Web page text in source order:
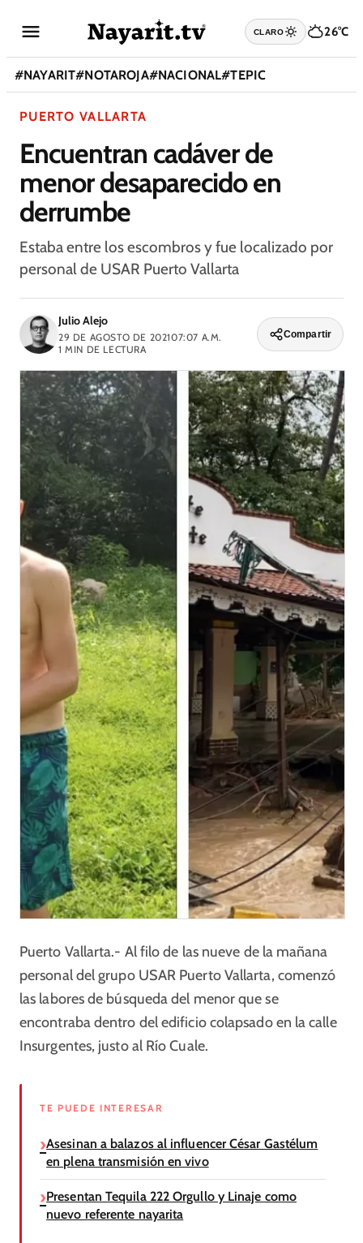
CLARO 26°C
#NAYARIT#NOTAROJA#NACIONAL#TEPIC
PUERTO VALLARTA
Encuentran cadáver de
menor desaparecido en
derrumbe
Estaba entre los escombros y fue localizado por
personal de USAR Puerto Vallarta
Julio Alejo
29 DE AGOSTO DE 202107:07 A.M.
1 MIN DE LECTURA
Compartir
Puerto Vallarta.- Al filo de las nueve de la mañana
personal del grupo USAR Puerto Vallarta, comenzó
las labores de búsqueda del menor que se
encontraba dentro del edificio colapsado en la calle
Insurgentes, justo al Río Cuale.
TE PUEDE INTERESAR
Asesinan a balazos al influencer César Gastélum
en plena transmisión en vivo
Presentan Tequila 222 Orgullo y Linaje como
nuevo referente nayarita